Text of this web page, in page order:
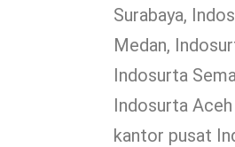
Surabaya,
Medan,
Indosurta
Indosurta
kantor pusat